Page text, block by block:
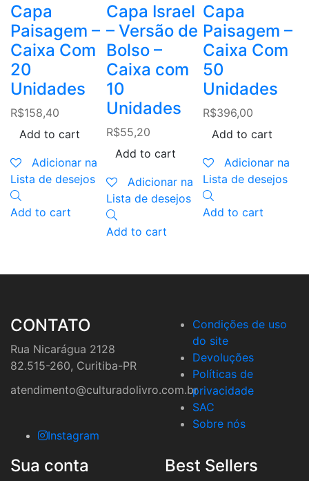
Capa
Paisagem –
Caixa Com
20
Unidades
R$158,40
Add to cart
Adicionar na
Lista de desejos
Add to cart
Capa Israel
– Versão de
Bolso –
Caixa com
10
Unidades
R$55,20
Add to cart
Adicionar na
Lista de desejos
Add to cart
Capa
Paisagem –
Caixa Com
50
Unidades
R$396,00
Add to cart
Adicionar na
Lista de desejos
Add to cart
CONTATO
Rua Nicarágua 2128
82.515-260, Curitiba-PR
atendimento@culturadolivro.com.br
Instagram
Condições de uso
do site
Devoluções
Políticas de
privacidade
SAC
Sobre nós
Sua conta Best Sellers